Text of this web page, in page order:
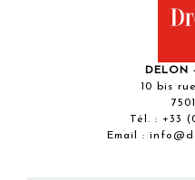
DELON
10 bis
Tél. : +33
Email :